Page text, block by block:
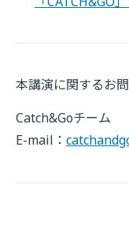
本講演に関するお
Catch&Goチーム
E-mail：